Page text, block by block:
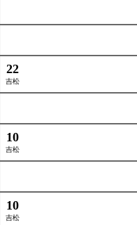
22
吉松
10
吉松
10
吉松